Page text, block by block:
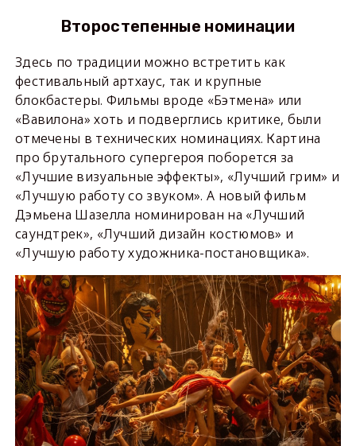
Второстепенные номинации
Здесь по традиции можно встретить как
фестивальный артхаус, так и крупные
блокбастеры. Фильмы вроде «Бэтмена» или
«Вавилона» хоть и подверглись критике, были
отмечены в технических номинациях. Картина
про брутального супергероя поборется за
«Лучшие визуальные эффекты», «Лучший грим» и
«Лучшую работу со звуком». А новый фильм
Дэмьена Шазелла номинирован на «Лучший
саундтрек», «Лучший дизайн костюмов» и
«Лучшую работу художника-постановщика».